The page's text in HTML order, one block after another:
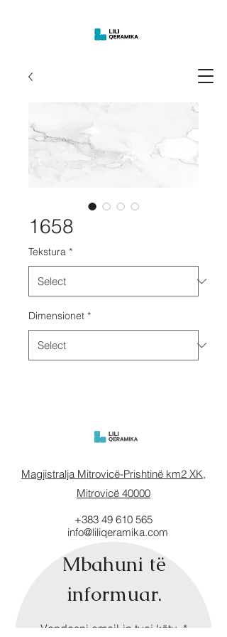
1658
Tekstura *
Dimensionet *
Magjistralja Mitrovicë-Prishtinë km2 XK,
Mitrovicë 40000
info@liliqeramika.com
+383 49 610 565
Mbahuni të
informuar.
Vendosni email-in tuaj këtu.